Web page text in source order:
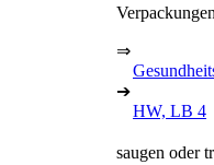
⇒
➔
HW, LB 4
saugen oder